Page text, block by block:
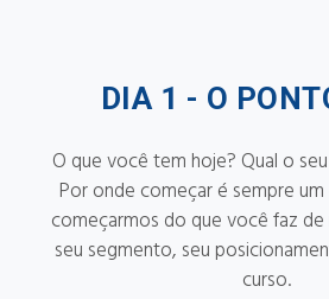
DIA 1 - O
O que você tem hoje? Qual o
Por onde começar é sempre
começarmos do que você faz
seu segmento, seu
curso.